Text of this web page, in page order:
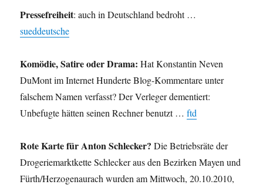
Pressefreiheit: auch in Deutschland bedroht …
sueddeutsche
Komödie, Satire oder Drama: Hat Konstantin Neven
DuMont im Internet Hunderte Blog-Kommentare unter
falschem Namen verfasst? Der Verleger dementiert:
Unbefugte hätten seinen Rechner benutzt …ftd
Rote Karte für Anton Schlecker? Die Betriebsräte der
Drogeriemarktkette Schlecker aus den Bezirken Mayen und
Fürth/Herzogenaurach wurden am Mittwoch, 20.10.2010,